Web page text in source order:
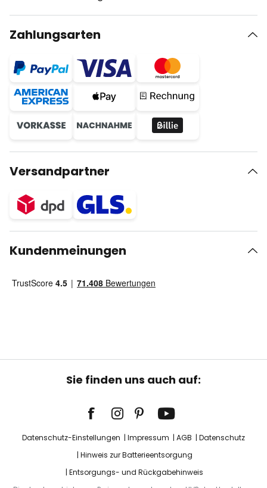
Zahlungsarten
Versandpartner
Kundenmeinungen
Sie finden uns auch auf:
Datenschutz-Einstellungen Impressum AGB
Datenschutz
Hinweis zur Batterieentsorgung
Entsorgungs- und Rückgabehinweis